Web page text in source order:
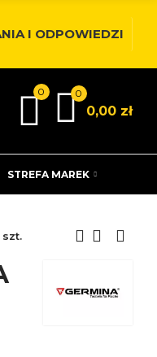
I ODPOWIEDZI
0 0
0,00 zł
STREFA MAREK
szt.